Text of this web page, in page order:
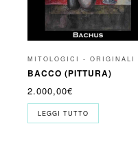
MITOLOGICI - ORIGINALI
BACCO (PITTURA)
2.000,00€
LEGGI TUTTO